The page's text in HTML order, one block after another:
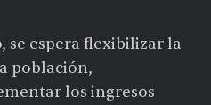
se espera flexibilizar la
población,
los ingresos